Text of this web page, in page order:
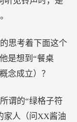
思考着下面这个
是想到“餐桌
念成立）？
谓的“绿格子符
家人（问XX酱油